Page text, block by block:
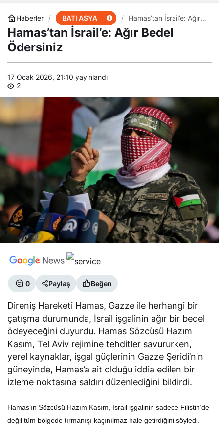
Haberler BATI ASYA
Hamas’tan İsrail’e: Ağır
Bedel Ödersiniz
Hamas’tan İsrail’e: Ağır Bedel
Ödersiniz
17 Ocak 2026, 21:10 yayınlandı
2
0 Paylaş Beğen
Direniş Hareketi Hamas, Gazze ile herhangi bir
çatışma durumunda, İsrail işgalinin ağır bir bedel
ödeyeceğini duyurdu. Hamas Sözcüsü Hazım
Kasım, Tel Aviv rejimine tehditler savururken,
yerel kaynaklar, işgal güçlerinin Gazze Şeridi’nin
güneyinde, Hamas’a ait olduğu iddia edilen bir
izleme noktasına saldırı düzenlediğini bildirdi.
Hamas’ın Sözcüsü Hazım Kasım, İsrail işgalinin sadece Filistin’de
değil tüm bölgede tırmanışı kaçınılmaz hale getirdiğini söyledi.